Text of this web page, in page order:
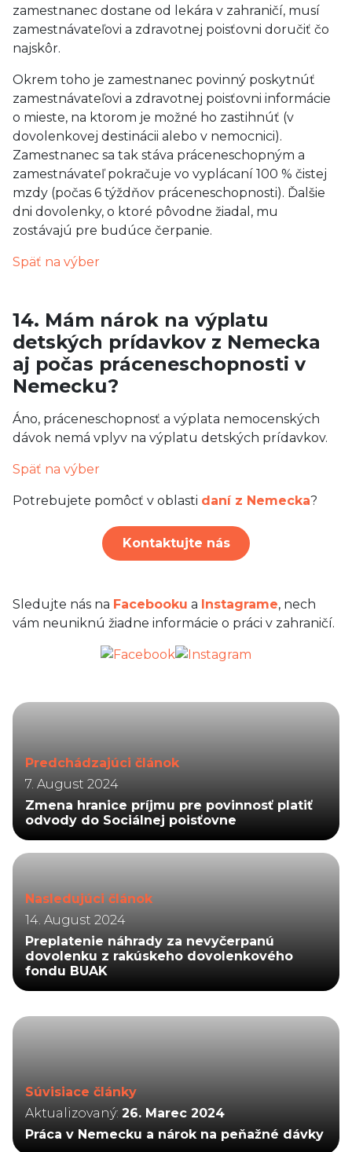
zamestnanec dostane od lekára v zahraničí, musí
zamestnávateľovi a zdravotnej poisťovni doručiť čo
najskôr.
Okrem toho je zamestnanec povinný poskytnúť
zamestnávateľovi a zdravotnej poisťovni informácie
o mieste, na ktorom je možné ho zastihnúť (v
dovolenkovej destinácii alebo v nemocnici).
Zamestnanec sa tak stáva práceneschopným a
zamestnávateľ pokračuje vo vyplácaní 100 % čistej
mzdy (počas 6 týždňov práceneschopnosti). Ďalšie
dni dovolenky, o ktoré pôvodne žiadal, mu
zostávajú pre budúce čerpanie.
Späť na výber
14. Mám nárok na výplatu
detských prídavkov z Nemecka
aj počas práceneschopnosti v
Nemecku?
Áno, práceneschopnosť a výplata nemocenských
dávok nemá vplyv na výplatu detských prídavkov.
Späť na výber
Potrebujete pomôcť v oblasti daní z Nemecka?
Kontaktujte nás
Sledujte nás na Facebooku a Instagrame, nech
vám neuniknú žiadne informácie o práci v zahraničí.
Predchádzajúci článok
7. August 2024
Zmena hranice príjmu pre povinnosť platiť
odvody do Sociálnej poisťovne
Nasledujúci článok
14. August 2024
Preplatenie náhrady za nevyčerpanú
dovolenku z rakúskeho dovolenkového
fondu BUAK
Súvisiace články
Aktualizovaný: 26. Marec 2024
Práca v Nemecku a nárok na peňažné dávky